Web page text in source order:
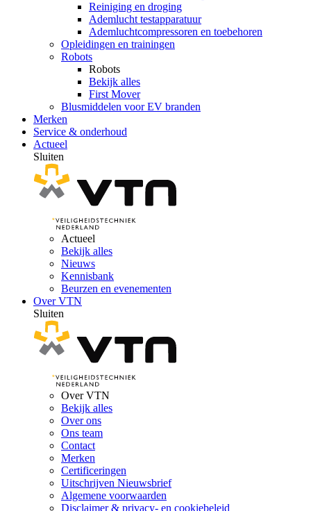
Reiniging en droging
Ademlucht testapparatuur
Ademluchtcompressoren en toebehoren
Opleidingen en trainingen
Robots
Robots
Bekijk alles
First Mover
Blusmiddelen voor EV branden
Merken
Service & onderhoud
Actueel
Sluiten
Actueel
Bekijk alles
Nieuws
Kennisbank
Beurzen en evenementen
Over VTN
Sluiten
Over VTN
Bekijk alles
Over ons
Ons team
Contact
Merken
Certificeringen
Uitschrijven Nieuwsbrief
Algemene voorwaarden
Disclaimer & privacy- en cookiebeleid